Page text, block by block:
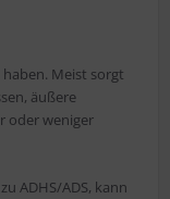
haben. Meist sorgt
äußere
oder weniger
ADHS/ADS, kann